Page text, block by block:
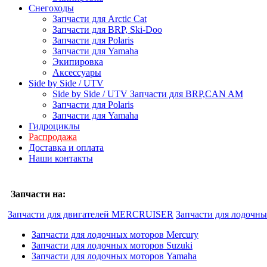
Снегоходы
Запчасти для Arctic Cat
Запчасти для BRP, Ski-Doo
Запчасти для Polaris
Запчасти для Yamaha
Экипировка
Аксессуары
Side by Side / UTV
Side by Side / UTV Запчасти для BRP,CAN AM
Запчасти для Polaris
Запчасти для Yamaha
Гидроциклы
Распродажа
Доставка и оплата
Наши контакты
Запчасти на:
Запчасти для двигателей MERCRUISER Запчасти для
Запчасти для лодочных моторов Mercury
Запчасти для лодочных моторов Suzuki
Запчасти для лодочных моторов Yamaha